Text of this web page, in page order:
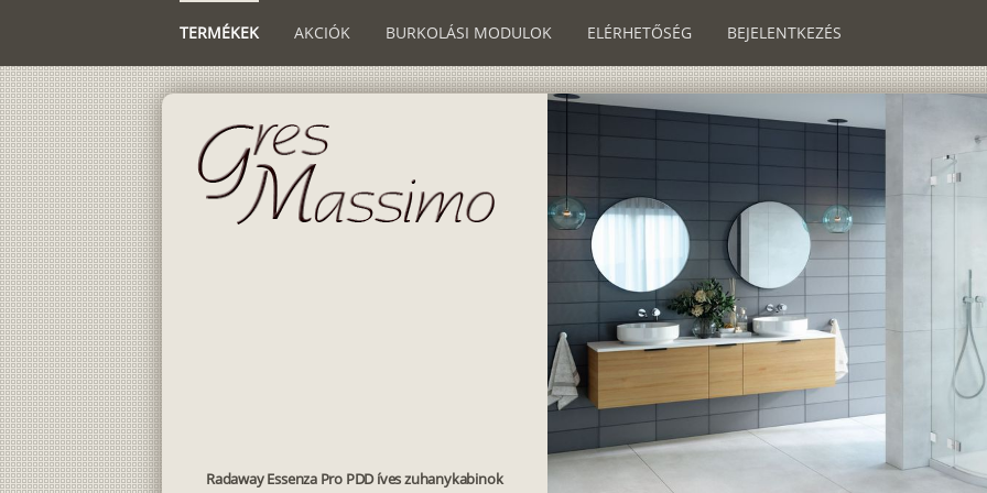
TERMÉKEK AKCIÓK BURKOLÁSI MODULOK ELÉRHETŐSÉG BEJELENTKEZÉS
Radaway Essenza Pro PDD íves zuhanykabinok